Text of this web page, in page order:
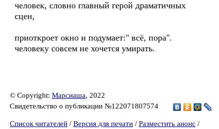
человек, словно главный герой драматичных
сцен,
приоткроет окно и подумает:" всё, пора".
человеку совсем не хочется умирать.
© Copyright: Марсиаша, 2022
Свидетельство о публикации №122071807574
Список читателей / Версия для печати / Разместить анонс /